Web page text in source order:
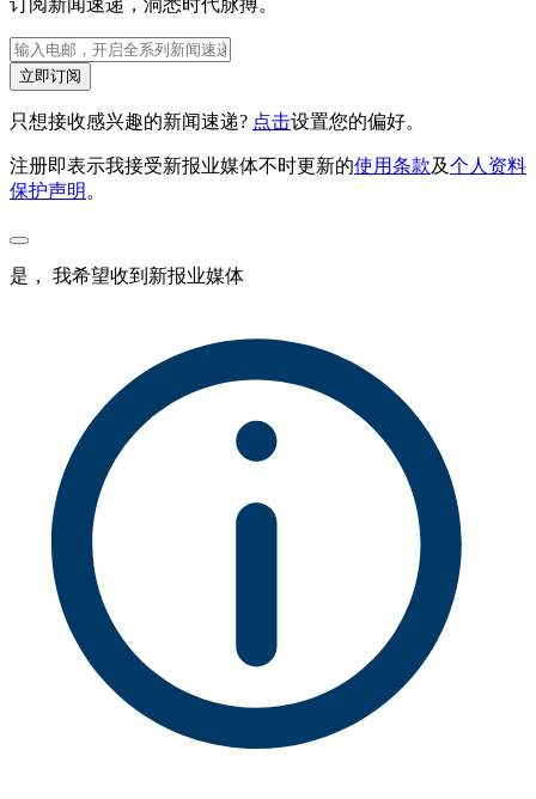
订阅新闻速递，洞悉时代脉搏。
立即订阅
只想接收感兴趣的新闻速递? 点击设置您的偏好。
注册即表示我接受新报业媒体不时更新的使用条款及个人资料
保护声明 。
是， 我希望收到新报业媒体